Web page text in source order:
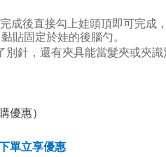
成後直接勾上娃頭頂即可完成，
貼固定於娃的後腦勺。
別針，還有夾具能當髮夾或夾
優惠）
單立享優惠